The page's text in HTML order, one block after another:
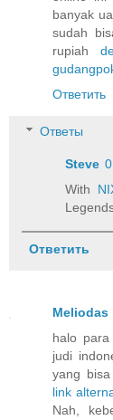
banyak
sudah
rupiah
Ответить
Ответы
Steve
With
Ответить
Meliodas
halo
judi
yang
link
Nah,